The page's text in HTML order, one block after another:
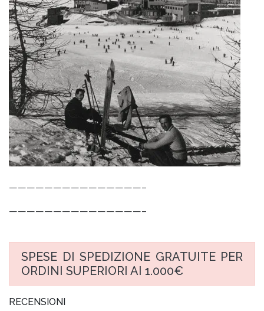
———————————————–
———————————————–
SPESE DI SPEDIZIONE GRATUITE PER
ORDINI SUPERIORI AI 1.000€
RECENSIONI